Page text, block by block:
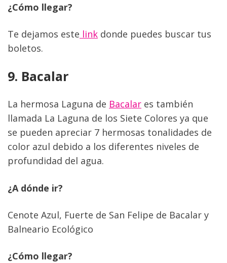
¿Cómo llegar?
Te dejamos este link donde puedes buscar tus
boletos.
9. Bacalar
La hermosa Laguna de Bacalar es también
llamada La Laguna de los Siete Colores ya que
se pueden apreciar 7 hermosas tonalidades de
color azul debido a los diferentes niveles de
profundidad del agua.
¿A dónde ir?
Cenote Azul, Fuerte de San Felipe de Bacalar y
Balneario Ecológico
¿Cómo llegar?